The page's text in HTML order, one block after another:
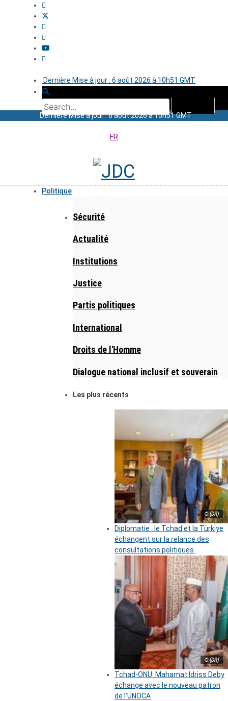
Dernière Mise à jour : 6 août 2026 à 10h51 GMT
Dernière Mise à jour : 6 août 2026 à 10h51 GMT
FR
Politique
Sécurité
Actualité
Institutions
Justice
Partis politiques
International
Droits de l'Homme
Dialogue national inclusif et souverain
Les plus récents
© (DR)
Diplomatie : le Tchad et la Türkiye
échangent sur la relance des
consultations politiques
© (DR)
Tchad-ONU: Mahamat Idriss Deby
échange avec le nouveau patron
de l’UNOCA